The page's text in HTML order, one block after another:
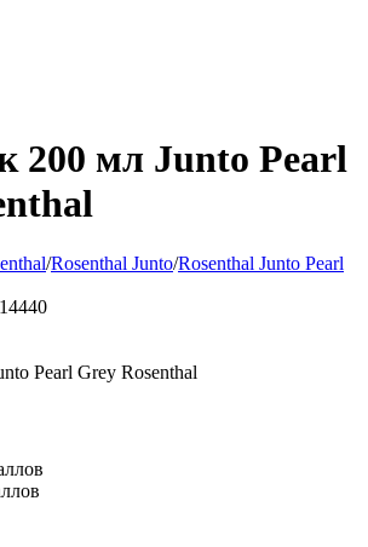
200 мл Junto Pearl
/Rosenthal Junto/Rosenthal Junto Pearl
Pearl Grey Rosenthal